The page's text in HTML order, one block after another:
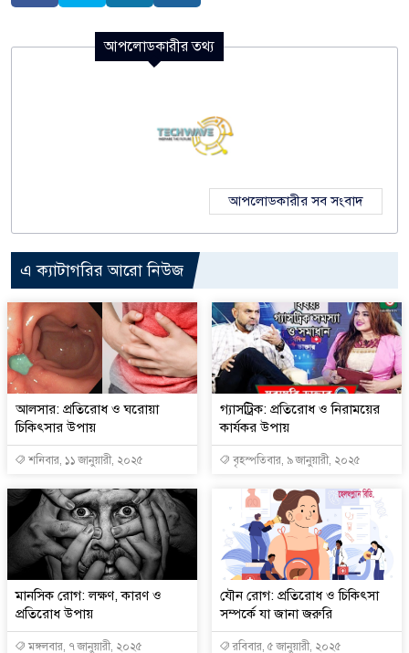
আপলোডকারীর তথ্য
আপলোডকারীর সব সংবাদ
এ ক্যাটাগরির আরো নিউজ
আলসার: প্রতিরোধ ও ঘরোয়া
চিকিৎসার উপায়
শনিবার, ১১ জানুয়ারী, ২০২৫
গ্যাসট্রিক: প্রতিরোধ ও নিরাময়ের
কার্যকর উপায়
বৃহস্পতিবার, ৯ জানুয়ারী, ২০২৫
মানসিক রোগ: লক্ষণ, কারণ ও
প্রতিরোধ উপায়
মঙ্গলবার, ৭ জানুয়ারী, ২০২৫
যৌন রোগ: প্রতিরোধ ও চিকিৎসা
সম্পর্কে যা জানা জরুরি
রবিবার, ৫ জানুয়ারী, ২০২৫